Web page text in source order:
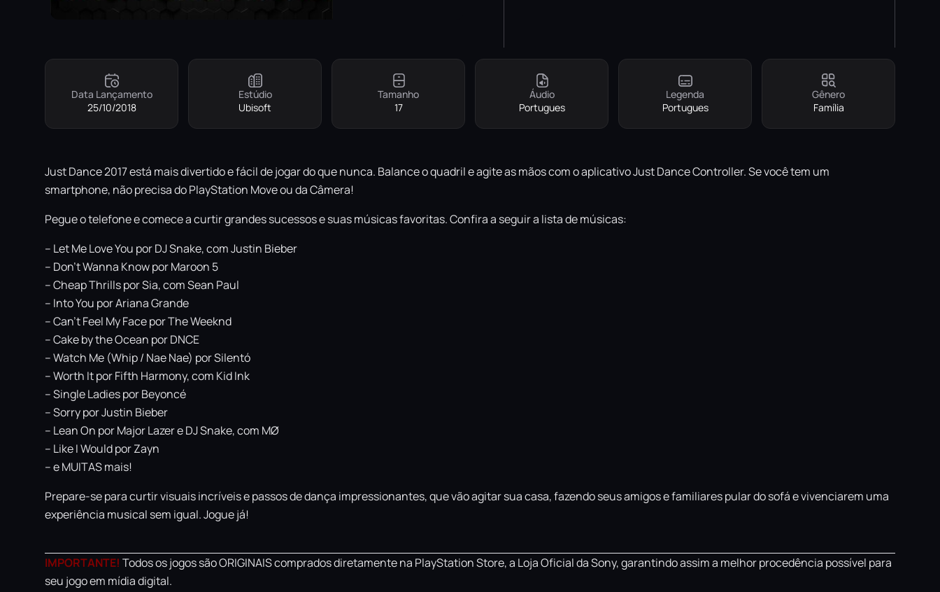
Data Lançamento
25/10/2018
Estúdio
Ubisoft
Tamanho
17
Áudio
Portugues
Legenda
Portugues
Gênero
Família
Just Dance 2017 está mais divertido e fácil de jogar do que nunca. Balance o quadril e agite as mãos com o aplicativo Just Dance Controller. Se você tem um
smartphone, não precisa do PlayStation Move ou da Câmera!
Pegue o telefone e comece a curtir grandes sucessos e suas músicas favoritas. Confira a seguir a lista de músicas:
– Let Me Love You por DJ Snake, com Justin Bieber
– Don’t Wanna Know por Maroon 5
– Cheap Thrills por Sia, com Sean Paul
– Into You por Ariana Grande
– Can’t Feel My Face por The Weeknd
– Cake by the Ocean por DNCE
– Watch Me (Whip / Nae Nae) por Silentó
– Worth It por Fifth Harmony, com Kid Ink
– Single Ladies por Beyoncé
– Sorry por Justin Bieber
– Lean On por Major Lazer e DJ Snake, com MØ
– Like I Would por Zayn
– e MUITAS mais!
Prepare-se para curtir visuais incríveis e passos de dança impressionantes, que vão agitar sua casa, fazendo seus amigos e familiares pular do sofá e vivenciarem uma
experiência musical sem igual. Jogue já!
IMPORTANTE! Todos os jogos são ORIGINAIS comprados diretamente na PlayStation Store, a Loja Oficial da Sony, garantindo assim a melhor procedência possível para
seu jogo em mídia digital.